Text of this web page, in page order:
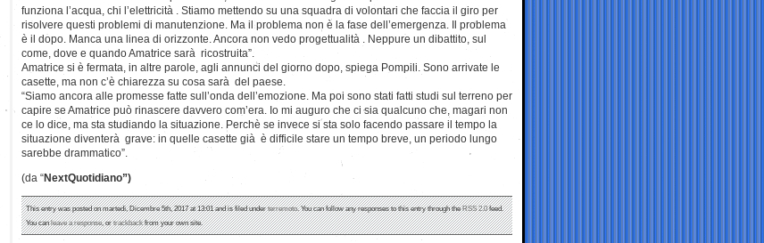
funziona l’acqua, chi l’elettricità . Stiamo mettendo su una squadra di volontari che faccia il giro per
risolvere questi problemi di manutenzione. Ma il problema non è la fase dell’emergenza. Il problema
è il dopo. Manca una linea di orizzonte. Ancora non vedo progettualità . Neppure un dibattito, sul
come, dove e quando Amatrice sarà ricostruita”.
Amatrice si è fermata, in altre parole, agli annunci del giorno dopo, spiega Pompili. Sono arrivate le
casette, ma non c’è chiarezza su cosa sarà del paese.
“Siamo ancora alle promesse fatte sull’onda dell’emozione. Ma poi sono stati fatti studi sul terreno per
capire se Amatrice può rinascere davvero com’era. Io mi auguro che ci sia qualcuno che, magari non
ce lo dice, ma sta studiando la situazione. Perchè se invece si sta solo facendo passare il tempo la
situazione diventerà grave: in quelle casette già è difficile stare un tempo breve, un periodo lungo
sarebbe drammatico”.
(da “NextQuotidiano”)
This entry was posted on martedì, Dicembre 5th, 2017 at 13:01 and is filed underterremoto. You can follow any responses to this entry through theRSS 2.0feed.
You canleave a response, ortrackbackfrom your own site.